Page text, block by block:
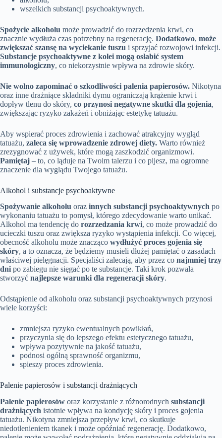
wszelkich substancji psychoaktywnych.
Spożycie alkoholu może prowadzić do rozrzedzenia krwi, co
znacznie wydłuża czas potrzebny na regenerację. Dodatkowo, może
zwiększać szansę na wyciekanie tuszu i sprzyjać rozwojowi infekcji.
Substancje psychoaktywne z kolei mogą osłabić system
immunologiczny, co niekorzystnie wpływa na zdrowie skóry.
Nie wolno zapominać o szkodliwości palenia papierosów. Nikotyna
oraz inne drażniące składniki dymu ograniczają krążenie krwi i
dopływ tlenu do skóry, co przynosi negatywne skutki dla gojenia,
zwiększając ryzyko zakażeń i obniżając estetykę tatuażu.
Aby wspierać proces zdrowienia i zachować atrakcyjny wygląd
tatuażu, zaleca się wprowadzenie zdrowej diety. Warto również
zrezygnować z używek, które mogą zaszkodzić organizmowi.
Pamiętaj – to, co ląduje na Twoim talerzu i co pijesz, ma ogromne
znaczenie dla wyglądu Twojego tatuażu.
Alkohol i substancje psychoaktywne
Spożywanie alkoholu oraz innych substancji psychoaktywnych po
wykonaniu tatuażu to pomysł, którego zdecydowanie warto unikać.
Alkohol ma tendencję do rozrzedzania krwi, co może prowadzić do
ucieczki tuszu oraz zwiększa ryzyko wystąpienia infekcji. Co więcej,
obecność alkoholu może znacząco wydłużyć proces gojenia się
skóry, a to oznacza, że będziemy musieli dłużej pamiętać o zasadach
właściwej pielęgnacji. Specjaliści zalecają, aby przez co najmniej trzy
dni po zabiegu nie sięgać po te substancje. Taki krok pozwala
stworzyć najlepsze warunki dla regeneracji skóry.
Odstąpienie od alkoholu oraz substancji psychoaktywnych przynosi
wiele korzyści:
zmniejsza ryzyko ewentualnych powikłań,
przyczynia się do lepszego efektu estetycznego tatuażu,
wpływa pozytywnie na jakość tatuażu,
podnosi ogólną sprawność organizmu,
spieszy proces zdrowienia.
Palenie papierosów i substancji drażniących
Palenie papierosów oraz korzystanie z różnorodnych substancji
drażniących istotnie wpływa na kondycję skóry i proces gojenia
tatuażu. Nikotyna zmniejsza przepływ krwi, co skutkuje
niedotlenieniem tkanek i może opóźniać regenerację. Dodatkowo,